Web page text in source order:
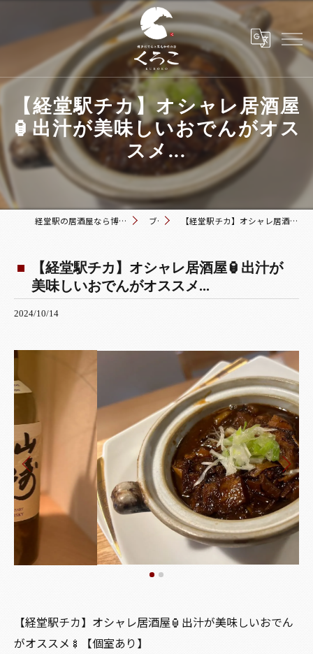
【経堂駅チカ】オシャレ居酒屋
🏮出汁が美味しいおでんがオス
スメ...
経堂駅の居酒屋なら博多おでんと黒毛和牛の店 くろこ ブログ 【経堂駅チカ】オシャレ居酒屋🏮出汁が美味しいおでんがオススメ...
【経堂駅チカ】オシャレ居酒屋🏮出汁が
美味しいおでんがオススメ...
2024/10/14
【経堂駅チカ】オシャレ居酒屋🏮出汁が美味しいおでん
がオススメ🍢【個室あり】